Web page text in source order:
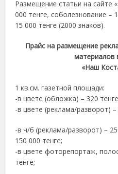
Размещение статьи на сайте
000 тенге, соболезнование –
15 000 тенге (2000 знаков).
Прайс на размещение
материалов
«Наш
1 кв.см. газетной площади:
-в цвете (обложка) – 320
-в цвете (реклама/разворот)
-в ч/б (реклама/разворот) –
150 000 тенге;
-в цвете фоторепортаж,
тенге;